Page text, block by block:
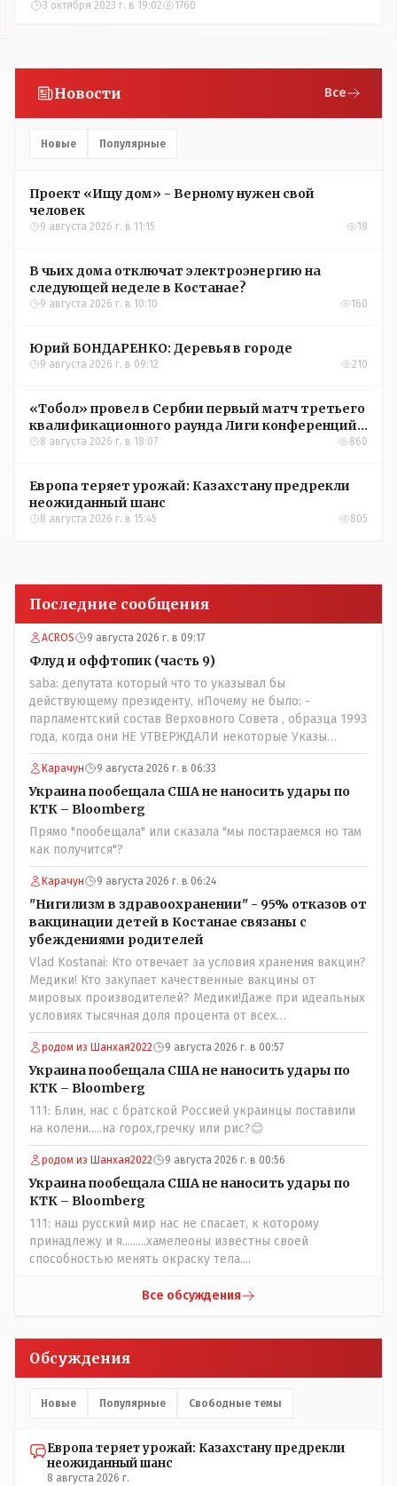
3 октября 2023 г. в 19:02 1760
Новости Все
Новые Популярные
Проект «Ищу дом» - Верному нужен свой
человек
9 августа 2026 г. в 11:15 18
В чьих дома отключат электроэнергию на
следующей неделе в Костанае?
9 августа 2026 г. в 10:10 160
Юрий БОНДАРЕНКО: Деревья в городе
9 августа 2026 г. в 09:12 210
«Тобол» провел в Сербии первый матч третьего
квалификационного раунда Лиги конференций
УЕФА
8 августа 2026 г. в 18:07 860
Европа теряет урожай: Казахстану предрекли
неожиданный шанс
8 августа 2026 г. в 15:45 805
Последние сообщения
ACROS 9 августа 2026 г. в 09:17
Флуд и оффтопик (часть 9)
saba: депутата который что то указывал бы
действующему президенту, нПочему не было: -
парламентский состав Верховного Совета , образца 1993
года, когда они НЕ УТВЕРЖДАЛИ некоторые Указы
Назарбаева, особенно в части выборов и перевыборов и
некоторых вопросах внутренней политики, и тогда
Назарбай волевым Указом РАСПУСТИЛ этот бунтарский
состав. Имя - Серикболсын Абдильдин вам знакомо -
юывший секретарь ЦК КП Казахстана , впоследствии -
депутат Верховного Совета и Мажлиса и Председатель
партии коммунстов- он в то время и после и причём
НЕОДНОКРАТНО, указывал и многократно на недостатки
Назарбая и предлагал ему самому ДОБРОВОЛЬНО уйти с
поста Президента.
Карачун 9 августа 2026 г. в 06:33
Украина пообещала США не наносить удары по
КТК – Bloomberg
Прямо "пообещала" или сказала "мы постараемся но там
как получится"?
Карачун 9 августа 2026 г. в 06:24
"Нигилизм в здравоохранении" - 95% отказов от
вакцинации детей в Костанае связаны с
убеждениями родителей
Vlad Kostanai: Кто отвечает за условия хранения вакцин?
Медики! Кто закупает качественные вакцины от
мировых производителей? Медики!Даже при идеальных
условиях тысячная доля процента от всех
вакцинированных может иметь плохие последствия от
прививки. Бумага нужна как защита от дол.....бов не
дружащих с школьными курсами предметов, в
частности биологии и математики. Vlad Kostanai: Поэтому
люди и отказываются и я в том числе своих не
прививал.Лично я вам и тем другим людям благодарен.
Добровольные действия направленные на сокращение
частотности появления в популяции соответствующих
комбинаций генов заслуживают благодарности. Мы и
без того основательно загубили нормальный
естественный отбор.
родом из Шанхая2022 9 августа 2026 г. в 00:57
Украина пообещала США не наносить удары по
КТК – Bloomberg
111: Блин, нас с братской Россией украинцы поставили
на колени.....на горох,гречку или рис?😊
родом из Шанхая2022 9 августа 2026 г. в 00:56
Украина пообещала США не наносить удары по
КТК – Bloomberg
111: наш русский мир нас не спасает, к которому
принадлежу и я.........хамелеоны известны своей
способностью менять окраску тела....
Все обсуждения
Обсуждения
Новые Популярные Свободные темы
Европа теряет урожай: Казахстану предрекли
неожиданный шанс
8 августа 2026 г.